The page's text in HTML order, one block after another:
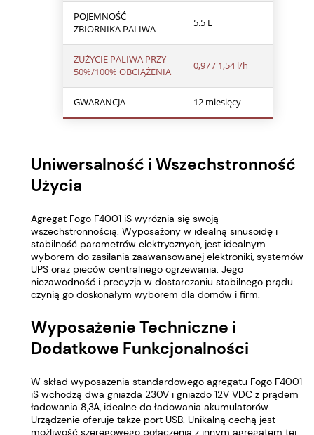
POJEMNOŚĆ
ZBIORNIKA PALIWA
5.5 L
ZUŻYCIE PALIWA PRZY
50%/100% OBCIĄŻENIA
0,97 / 1,54 l/h
GWARANCJA 12 miesięcy
Uniwersalność i Wszechstronność
Użycia
Agregat Fogo F4001 iS wyróżnia się swoją
wszechstronnością. Wyposażony w idealną sinusoidę i
stabilność parametrów elektrycznych, jest idealnym
wyborem do zasilania zaawansowanej elektroniki, systemów
UPS oraz pieców centralnego ogrzewania. Jego
niezawodność i precyzja w dostarczaniu stabilnego prądu
czynią go doskonałym wyborem dla domów i firm.
Wyposażenie Techniczne i
Dodatkowe Funkcjonalności
W skład wyposażenia standardowego agregatu Fogo F4001
iS wchodzą dwa gniazda 230V i gniazdo 12V VDC z prądem
ładowania 8,3A, idealne do ładowania akumulatorów.
Urządzenie oferuje także port USB. Unikalną cechą jest
możliwość szeregowego połączenia z innym agregatem tej